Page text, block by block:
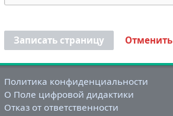
Записать страницу Отменить
Политика конфиденциальности
О Поле цифровой дидактики
Отказ от ответственности